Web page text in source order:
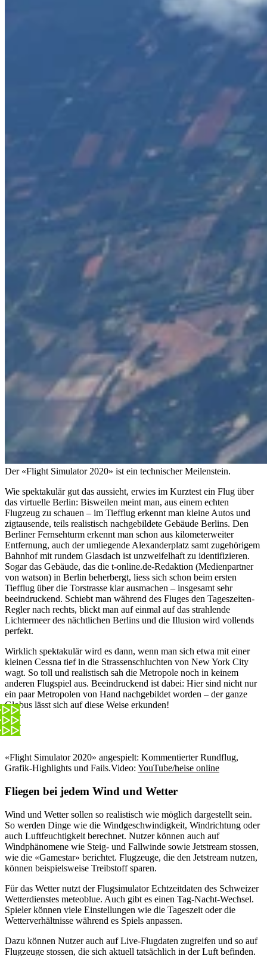
Der «Flight Simulator 2020» ist ein technischer Meilenstein.
Wie spektakulär gut das aussieht, erwies im Kurztest ein Flug über
das virtuelle Berlin: Bisweilen meint man, aus einem echten
Flugzeug zu schauen – im Tiefflug erkennt man kleine Autos und
zigtausende, teils realistisch nachgebildete Gebäude Berlins. Den
Berliner Fernsehturm erkennt man schon aus kilometerweiter
Entfernung, auch der umliegende Alexanderplatz samt zugehörigem
Bahnhof mit rundem Glasdach ist unzweifelhaft zu identifizieren.
Sogar das Gebäude, das die t-online.de-Redaktion (Medienpartner
von watson) in Berlin beherbergt, liess sich schon beim ersten
Tiefflug über die Torstrasse klar ausmachen – insgesamt sehr
beeindruckend. Schiebt man während des Fluges den Tageszeiten-
Regler nach rechts, blickt man auf einmal auf das strahlende
Lichtermeer des nächtlichen Berlins und die Illusion wird vollends
perfekt.
Wirklich spektakulär wird es dann, wenn man sich etwa mit einer
kleinen Cessna tief in die Strassenschluchten von New York City
wagt. So toll und realistisch sah die Metropole noch in keinem
anderen Flugspiel aus. Beeindruckend ist dabei: Hier sind nicht nur
ein paar Metropolen von Hand nachgebildet worden – der ganze
Globus lässt sich auf diese Weise erkunden!
«Flight Simulator 2020» angespielt: Kommentierter Rundflug,
Grafik-Highlights und Fails.Video: YouTube/heise online
Fliegen bei jedem Wind und Wetter
Wind und Wetter sollen so realistisch wie möglich dargestellt sein.
So werden Dinge wie die Windgeschwindigkeit, Windrichtung oder
auch Luftfeuchtigkeit berechnet. Nutzer können auch auf
Windphänomene wie Steig- und Fallwinde sowie Jetstream stossen,
wie die «Gamestar» berichtet. Flugzeuge, die den Jetstream nutzen,
können beispielsweise Treibstoff sparen.
Für das Wetter nutzt der Flugsimulator Echtzeitdaten des Schweizer
Wetterdienstes meteoblue. Auch gibt es einen Tag-Nacht-Wechsel.
Spieler können viele Einstellungen wie die Tageszeit oder die
Wetterverhältnisse während es Spiels anpassen.
Dazu können Nutzer auch auf Live-Flugdaten zugreifen und so auf
Flugzeuge stossen, die sich aktuell tatsächlich in der Luft befinden.